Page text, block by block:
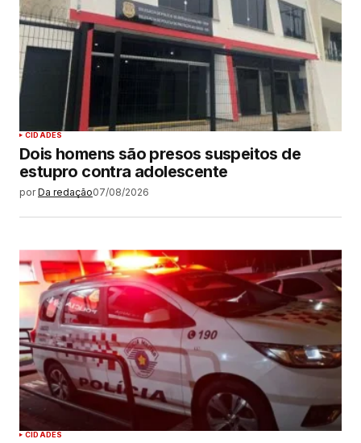
CIDADES
Dois homens são presos suspeitos de
estupro contra adolescente
por Da redação07/08/2026
CIDADES